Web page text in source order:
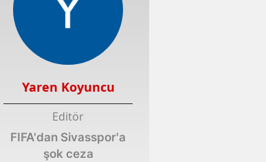
Yaren Koyuncu
Editör
FIFA'dan Sivasspor'a
şok ceza